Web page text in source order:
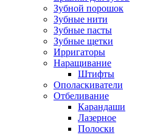
Зубной порошок
Зубные нити
Зубные пасты
Зубные щетки
Ирригаторы
Наращивание
Штифты
Ополаскиватели
Отбеливание
Карандаши
Лазерное
Полоски